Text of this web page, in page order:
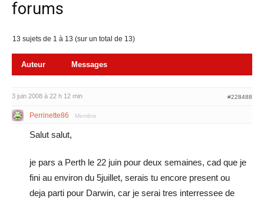
forums
13 sujets de 1 à 13 (sur un total de 13)
Auteur Messages
3 juin 2008 à 22 h 12 min #228488
Perrinette86 Membre
Salut salut,
je pars a Perth le 22 juin pour deux semaines, cad que je
fini au environ du 5juillet, serais tu encore present ou
deja parti pour Darwin, car je serai tres interressee de